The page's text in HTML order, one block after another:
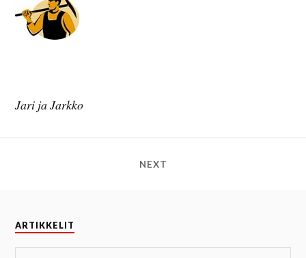
Jari ja Jarkko
NEXT
ARTIKKELIT